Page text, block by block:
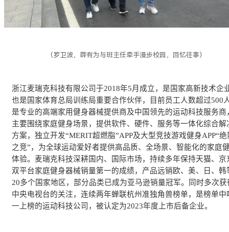
（罗卫波，薛有为与班主任牵手漫步校园，回忆往事）
浙江麦瑞克科技有限公司于2018年5月成立，是国家高新技术企
也是国家体育总局训练局重要合作伙伴，目前员工人数超过500
是专业的高端家用健身器械提供商及中国领先的运动科技服务商
主要围绕家庭健身场景，提供软件、硬件、服务等一体化综合解
方案，独立开发“MERIT超燃脂”APP及大型竞技游戏健身APP“绝
之竞”，为全球运动爱好者提供高品质、全场景、智能化的家庭
体验。麦瑞克科技深耕国内、国际市场，持续多年保持天猫、京
双平台家庭健身器械销量第一的成绩，产品远销欧、美、日、韩
20多个国家地区，部分品类已成为亚马逊销量冠军。同时多次获
中央电视台的关注，连续两年蝉联杭州准独角兽榜单，是榜单中
一上榜的运动科技公司，被认定为2023年度上市后备企业。